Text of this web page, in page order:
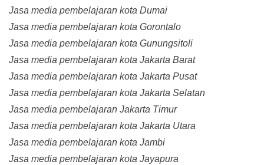
Jasa media pembelajaran kota Dumai
Jasa media pembelajaran kota Gorontalo
Jasa media pembelajaran kota Gunungsitoli
Jasa media pembelajaran kota Jakarta Barat
Jasa media pembelajaran kota Jakarta Pusat
Jasa media pembelajaran kota Jakarta Selatan
Jasa media pembelajaran Jakarta Timur
Jasa media pembelajaran kota Jakarta Utara
Jasa media pembelajaran kota Jambi
Jasa media pembelajaran kota Jayapura